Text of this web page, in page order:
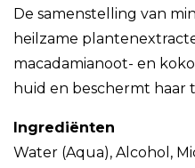
De samenstelling van
heilzame
macadamianoot- en
huid en beschermt haar
Ingrediënten
Water (Aqua), Alcohol,